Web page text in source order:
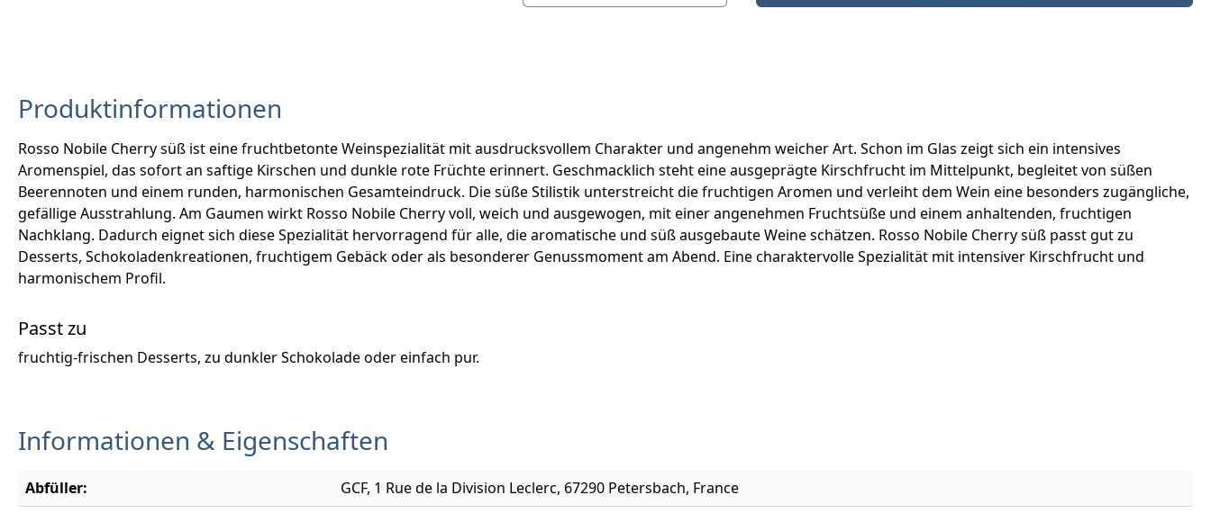
Produktinformationen
Rosso Nobile Cherry süß ist eine fruchtbetonte Weinspezialität mit ausdrucksvollem Charakter und angenehm weicher Art. Schon im Glas zeigt sich ein intensives
Aromenspiel, das sofort an saftige Kirschen und dunkle rote Früchte erinnert. Geschmacklich steht eine ausgeprägte Kirschfrucht im Mittelpunkt, begleitet von süßen
Beerennoten und einem runden, harmonischen Gesamteindruck. Die süße Stilistik unterstreicht die fruchtigen Aromen und verleiht dem Wein eine besonders zugängliche,
gefällige Ausstrahlung. Am Gaumen wirkt Rosso Nobile Cherry voll, weich und ausgewogen, mit einer angenehmen Fruchtsüße und einem anhaltenden, fruchtigen
Nachklang. Dadurch eignet sich diese Spezialität hervorragend für alle, die aromatische und süß ausgebaute Weine schätzen. Rosso Nobile Cherry süß passt gut zu
Desserts, Schokoladenkreationen, fruchtigem Gebäck oder als besonderer Genussmoment am Abend. Eine charaktervolle Spezialität mit intensiver Kirschfrucht und
harmonischem Profil.
Passt zu
fruchtig-frischen Desserts, zu dunkler Schokolade oder einfach pur.
Informationen & Eigenschaften
Abfüller:
GCF, 1 Rue de la Division Leclerc, 67290 Petersbach, France